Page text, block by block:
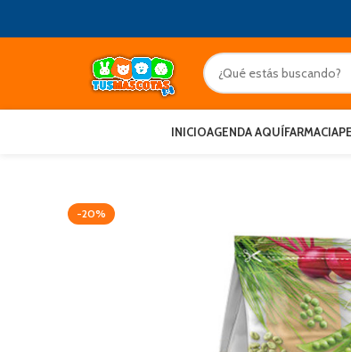
INICIOAGENDA AQUÍFARMACIA
-20%